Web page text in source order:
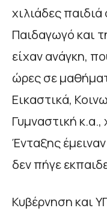
χιλιάδες
Παιδαγωγό και
είχαν ανάγκη,
ώρες σε
Εικαστικά,
Γυμναστική
Ένταξης
δεν πήγε
Κυβέρνηση και